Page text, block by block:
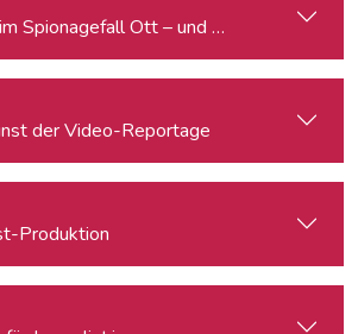
Spionagefall Ott – und wie reagiert die
der Video-Reportage
Produktion